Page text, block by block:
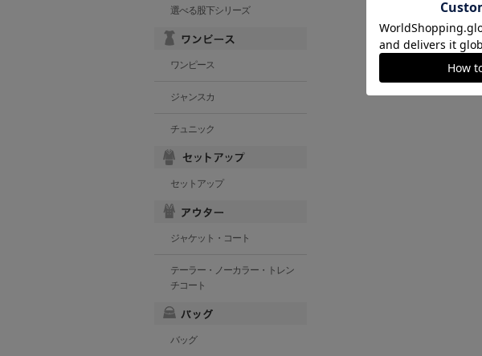
選べる股下シリーズ
ワンピース
ジャンスカ
チュニック
セットアップ
ジャケット・コート
テーラー・ノーカラー・トレン
チコート
バッグ